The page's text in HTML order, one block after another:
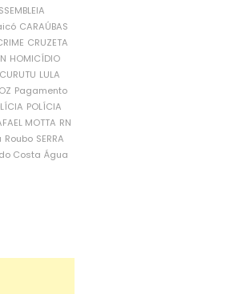
CARAÚBAS
CRUZETA
HOMICÍDIO
LULA
Pagamento
POLÍCIA
MOTTA RN
Roubo SERRA
Costa Água